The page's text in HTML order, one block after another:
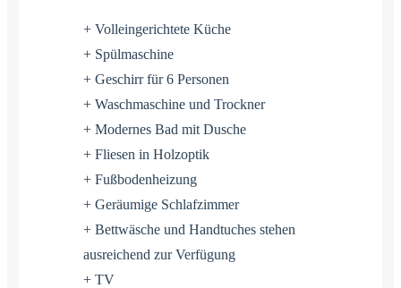
+ Volleingerichtete Küche
+ Spülmaschine
+ Geschirr für 6 Personen
+ Waschmaschine und Trockner
+ Modernes Bad mit Dusche
+ Fliesen in Holzoptik
+ Fußbodenheizung
+ Geräumige Schlafzimmer
+ Bettwäsche und Handtuches stehen
ausreichend zur Verfügung
+ TV